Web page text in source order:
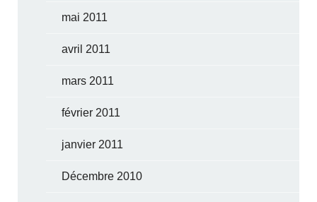
mai 2011
avril 2011
mars 2011
février 2011
janvier 2011
Décembre 2010